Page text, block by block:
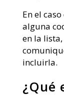
En el
alguna
en la
incluirla.
¿Qué